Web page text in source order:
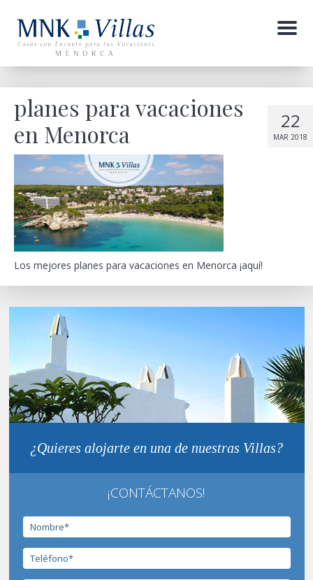
Menu
22
MAR 2018
planes para vacaciones
en Menorca
Los mejores planes para vacaciones en Menorca ¡aquí!
¿Quieres alojarte en una de nuestras Villas?
¡CONTÁCTANOS!